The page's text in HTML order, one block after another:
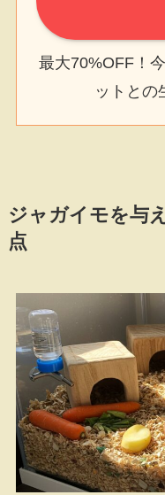
最大70%OFF！
ットとの
ジャガイモを与
点